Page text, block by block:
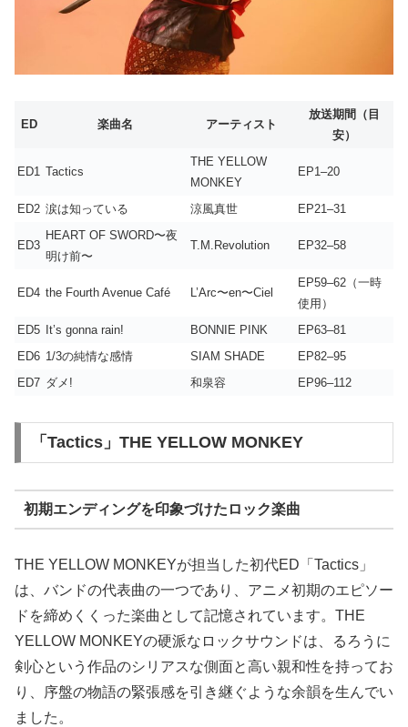
ED 楽曲名 アーティスト
放送期間（目
安）
ED1 Tactics
THE YELLOW
MONKEY
EP1–20
ED2 涙は知っている 涼風真世 EP21–31
ED3
HEART OF SWORD〜夜
明け前〜
T.M.Revolution EP32–58
ED4 the Fourth Avenue Café L’Arc〜en〜Ciel
EP59–62（一時
使用）
ED5
It’s gonna rain! BONNIE PINK
EP63–81
ED6 1/3の純情な感情 SIAM SHADE
EP82–95
ED7 ダメ! 和泉容 EP96–112
「Tactics」THE YELLOW MONKEY
初期エンディングを印象づけたロック楽曲
THE YELLOW MONKEYが担当した初代ED「Tactics」
は、バンドの代表曲の一つであり、アニメ初期のエピソー
ドを締めくくった楽曲として記憶されています。THE
YELLOW MONKEYの硬派なロックサウンドは、るろうに
剣心という作品のシリアスな側面と高い親和性を持ってお
り、序盤の物語の緊張感を引き継ぐような余韻を生んでい
ました。